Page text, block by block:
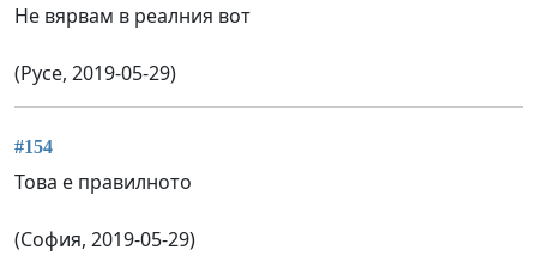
Не вярвам в реалния вот
(Русе, 2019-05-29)
#154
Това е правилното
(София, 2019-05-29)